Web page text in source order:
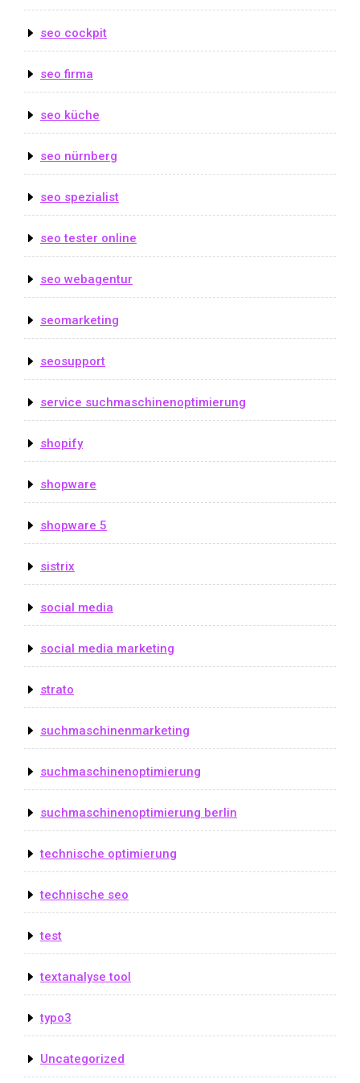
seo cockpit
seo firma
seo küche
seo nürnberg
seo spezialist
seo tester online
seo webagentur
seomarketing
seosupport
service suchmaschinenoptimierung
shopify
shopware
shopware 5
sistrix
social media
social media marketing
strato
suchmaschinenmarketing
suchmaschinenoptimierung
suchmaschinenoptimierung berlin
technische optimierung
technische seo
test
textanalyse tool
typo3
Uncategorized